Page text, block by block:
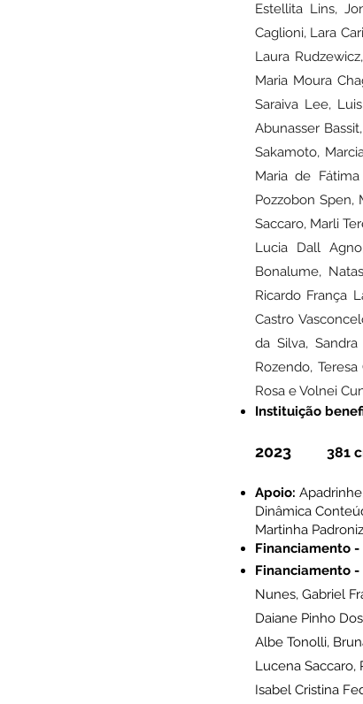
Estellita Lins,
Caglioni, Lara
Laura
Maria Moura
Saraiva Lee,
Abunasser
Sakamoto,
Maria de
Pozzobon Spen,
Saccaro, Marli
Lucia Dall
Bonalume,
Ricardo França
Castro
da Silva,
Rozendo,
Rosa e Volnei
Instituição
2023 381
Apoio:
Dinâmica
Martinha
Financiamento -
Financiamento -
Nunes, Gabriel
Daiane Pinho
Albe Tonolli,
Lucena Saccaro,
Isabel Cristina